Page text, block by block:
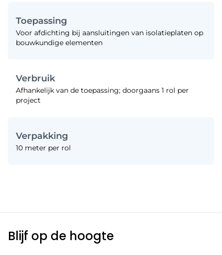
Toepassing
Voor afdichting bij aansluitingen van isolatieplaten op
bouwkundige elementen
Verbruik
Afhankelijk van de toepassing; doorgaans 1 rol per
project
Verpakking
10 meter per rol
Blijf op de hoogte